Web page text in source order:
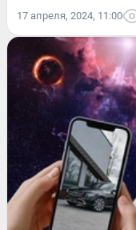
17 апреля, 2024, 11:00